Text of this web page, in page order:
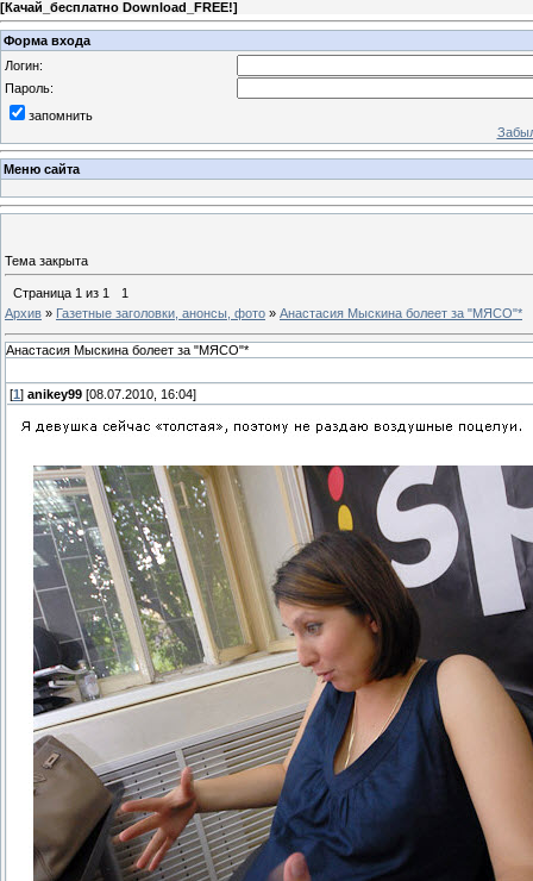
[Качай_бесплатно Download_FREE!]
Форма входа
Логин:
Пароль:
запомнить
Меню сайта
Тема закрыта
Страница 1 из 1
1
Архив » Газетные заголовки, анонсы, фото » Анастасия Мыскина болеет за "МЯСО"*
Анастасия Мыскина болеет за "МЯСО"*
[1 ] anikey99 [08.07.2010, 16:04]